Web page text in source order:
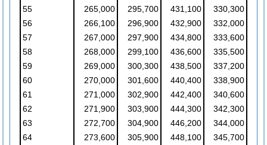
55
265,000 295,700 431,100
330,300
56
266,100 296,900 432,900
332,000
57
267,000 297,900 434,800
333,600
58
268,000 299,100 436,600
335,500
59
269,000 300,300 438,500
337,200
60
270,000 301,600 440,400
338,900
61
271,000 302,900 442,400
340,600
62
271,900 303,900 444,300
342,300
63
272,700 304,900 446,200
344,000
64
273,600 305,900 448,100
345,700